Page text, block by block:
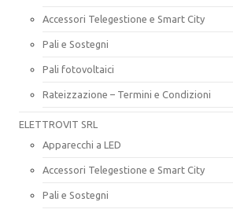
Accessori Telegestione e Smart City
Pali e Sostegni
Pali fotovoltaici
Rateizzazione – Termini e Condizioni
ELETTROVIT SRL
Apparecchi a LED
Accessori Telegestione e Smart City
Pali e Sostegni